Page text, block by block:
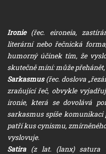
Ironie(řec. eironeia,
literární nebo řečnická
humorný účinek tím, že
skutečně míní: může
Sarkasmus(řec. doslova
zraňující řeč, obvykle
ironie, která se dovolává
sarkasmus spíše
patří kus cynismu,
vyslovuje.
Satira(z lat. (lanx) satura